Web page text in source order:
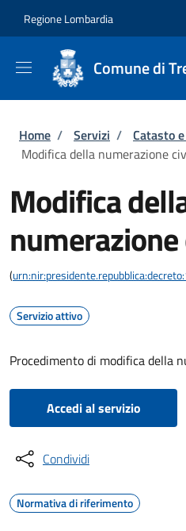
Regione Lombardia
Comune di
Briciole di pane
Home / Servizi / Catasto
Modifica della numerazione
Modifica
(
Servizio attivo
Procedimento di modifica della
Accedi al servizio
Condividi
Normativa di riferimento